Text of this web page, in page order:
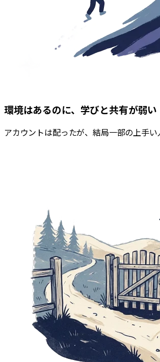
環境はあるのに、学びと共有が弱い
アカウントは配ったが、結局一部の上手い